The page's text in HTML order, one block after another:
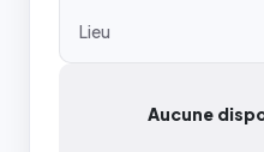
Lieu
Aucune